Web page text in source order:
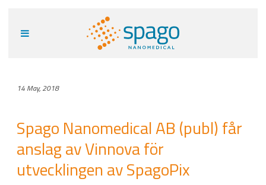
14 May, 2018
Spago Nanomedical AB (publ) får
anslag av Vinnova för
utvecklingen av SpagoPix